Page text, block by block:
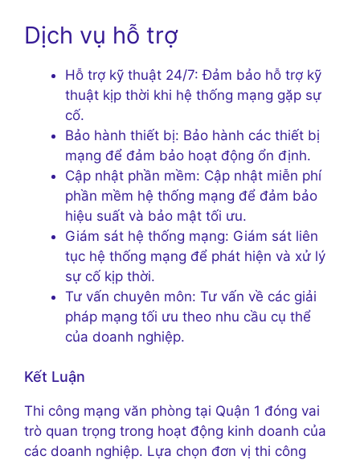
Dịch vụ hỗ trợ
Hỗ trợ kỹ thuật 24/7: Đảm bảo hỗ trợ kỹ
thuật kịp thời khi hệ thống mạng gặp sự
cố.
Bảo hành thiết bị: Bảo hành các thiết bị
mạng để đảm bảo hoạt động ổn định.
Cập nhật phần mềm: Cập nhật miễn phí
phần mềm hệ thống mạng để đảm bảo
hiệu suất và bảo mật tối ưu.
Giám sát hệ thống mạng: Giám sát liên
tục hệ thống mạng để phát hiện và xử lý
sự cố kịp thời.
Tư vấn chuyên môn: Tư vấn về các giải
pháp mạng tối ưu theo nhu cầu cụ thể
của doanh nghiệp.
Kết Luận
Thi công mạng văn phòng tại Quận 1 đóng vai
trò quan trọng trong hoạt động kinh doanh của
các doanh nghiệp. Lựa chọn đơn vị thi công